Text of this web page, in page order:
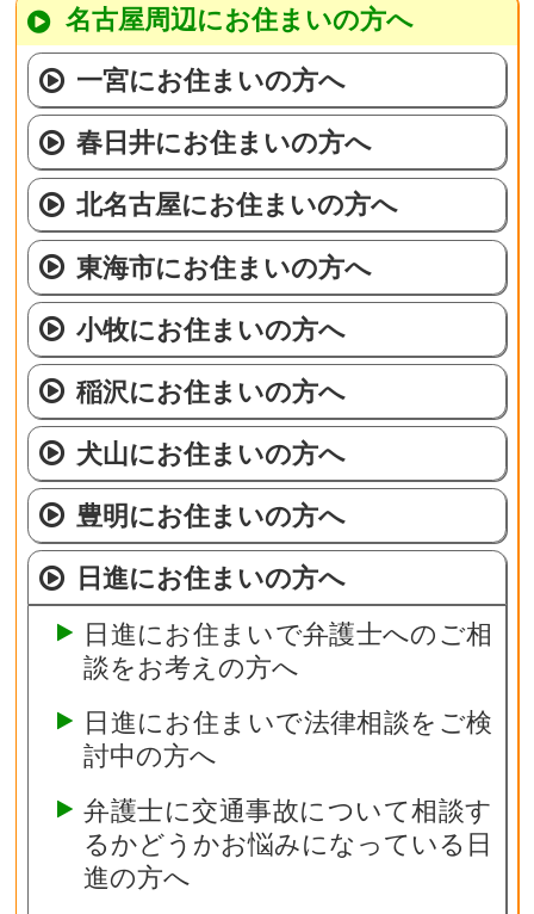
名古屋周辺にお住まいの方へ
一宮にお住まいの方へ
春日井にお住まいの方へ
北名古屋にお住まいの方へ
東海市にお住まいの方へ
小牧にお住まいの方へ
稲沢にお住まいの方へ
犬山にお住まいの方へ
豊明にお住まいの方へ
日進にお住まいの方へ
日進にお住まいで弁護士へのご相
談をお考えの方へ
日進にお住まいで法律相談をご検
討中の方へ
弁護士に交通事故について相談す
るかどうかお悩みになっている日
進の方へ